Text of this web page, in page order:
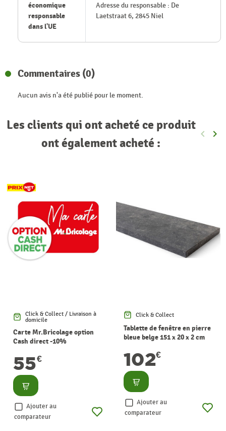
économique
responsable
dans l'UE
Adresse du responsable : De
Laetstraat 6, 2845 Niel
Commentaires (0)
Aucun avis n'a été publié pour le moment.
Les clients qui ont acheté ce produit
ont également acheté :
keyboard_arrow_left keyboard_arrow_right
Click & Collect / Livraison à
domicile
Carte Mr.Bricolage option
Cash direct -10%
55€
Consulter
Ajouter au
comparateur
Click & Collect
Tablette de fenêtre en pierre
bleue belge 151 x 20 x 2 cm
102€
Consulter
Ajouter au
comparateur